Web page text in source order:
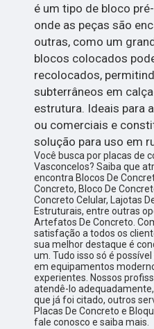
é um tipo de bloco
onde as peças são
outras, como um
blocos colocados
recolocados,
subterrâneos em
estrutura. Ideais para
ou comerciais e
solução para uso em
Você busca por placas de
Vasconcelos? Saiba que
encontra Blocos De
Concreto, Bloco De
Concreto Celular, Lajotas
Estruturais, entre outras
Artefatos De Concreto.
satisfação a todos os
sua melhor destaque é
um. Tudo isso só é
em equipamentos
experientes. Nossos
atendê-lo
que já foi citado, outros
Placas De Concreto e
fale conosco e saiba mais.